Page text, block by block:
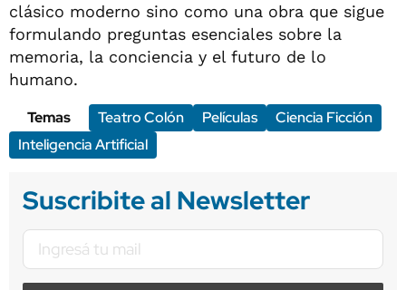
clásico moderno sino como una obra que sigue
formulando preguntas esenciales sobre la
memoria, la conciencia y el futuro de lo
humano.
Temas
Teatro Colón Películas
Ciencia Ficción
Inteligencia Artificial
Suscribite al Newsletter